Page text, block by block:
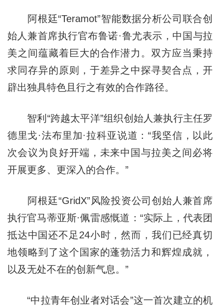
阿根廷“Teramot”智能数据分析公司联合创
始人兼首席执行官布鲁诺·鲁尤表示，中国与拉
美之间蕴藏着巨大的合作潜力。双方应当秉持
求同存异的原则，于差异之中探寻契合点，开
辟出独具特色且行之有效的合作路径。
智利“跨越太平洋”组织创始人兼执行主任罗
德里戈·法布里加·拉科亚说道：“我坚信，以此
次会议为良好开端，未来中国与拉美之间必将
开展更多、更深入的合作。”
阿根廷“GridX”风险投资公司创始人兼首席
执行官马蒂亚斯·佩雷感慨道：“实际上，代表团
抵达中国还不足24小时，然而，我们已经真切
地领略到了这个国家的蓬勃活力和辉煌成就，
以及无处不在的创新气息。”
“中拉青年创业者对话会”这一首次建立的机